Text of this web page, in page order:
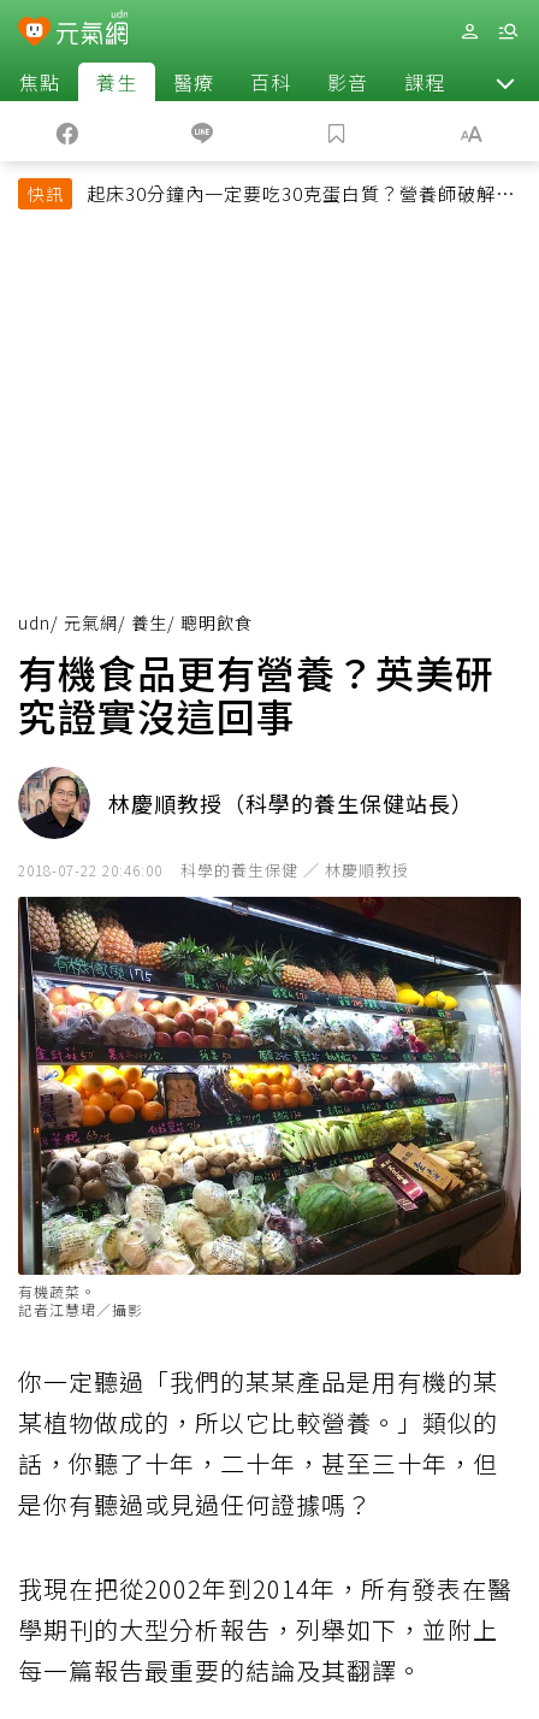
焦點 養生 醫療 百科 影音 課程 退休
快訊
起床30分鐘內一定要吃30克蛋白質？營養師破解
udn/ 元氣網/ 養生/ 聰明飲食
有機食品更有營養？英美研
究證實沒這回事
林慶順教授（科學的養生保健站長）
2018-07-22 20:46:00 科學的養生保健 ／ 林慶順教授
有機蔬菜。
記者江慧珺／攝影
你一定聽過「我們的某某產品是用有機的某
某植物做成的，所以它比較營養。」類似的
話，你聽了十年，二十年，甚至三十年，但
是你有聽過或見過任何證據嗎？
我現在把從2002年到2014年，所有發表在醫
學期刊的大型分析報告，列舉如下，並附上
每一篇報告最重要的結論及其翻譯。